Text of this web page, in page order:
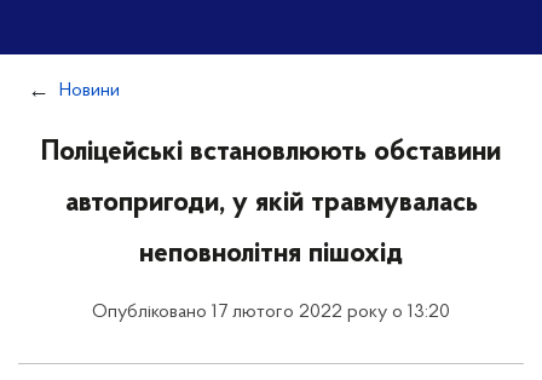
Новини
Поліцейські встановлюють обставини
автопригоди, у якій травмувалась
неповнолітня пішохід
Опубліковано 17 лютого 2022 року о 13:20